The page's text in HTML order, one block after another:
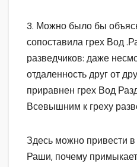
3. Можно было бы
сопоставила грех Вод
разведчиков: даже
отдаленность друг от
приравнен грех Вод
Всевышним к греху
Здесь можно привести
Раши, почему